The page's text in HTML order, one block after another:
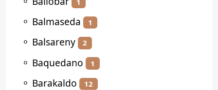
⚬ Balmaseda 1
⚬ Balsareny 2
⚬ Baquedano 1
⚬ Barakaldo 12